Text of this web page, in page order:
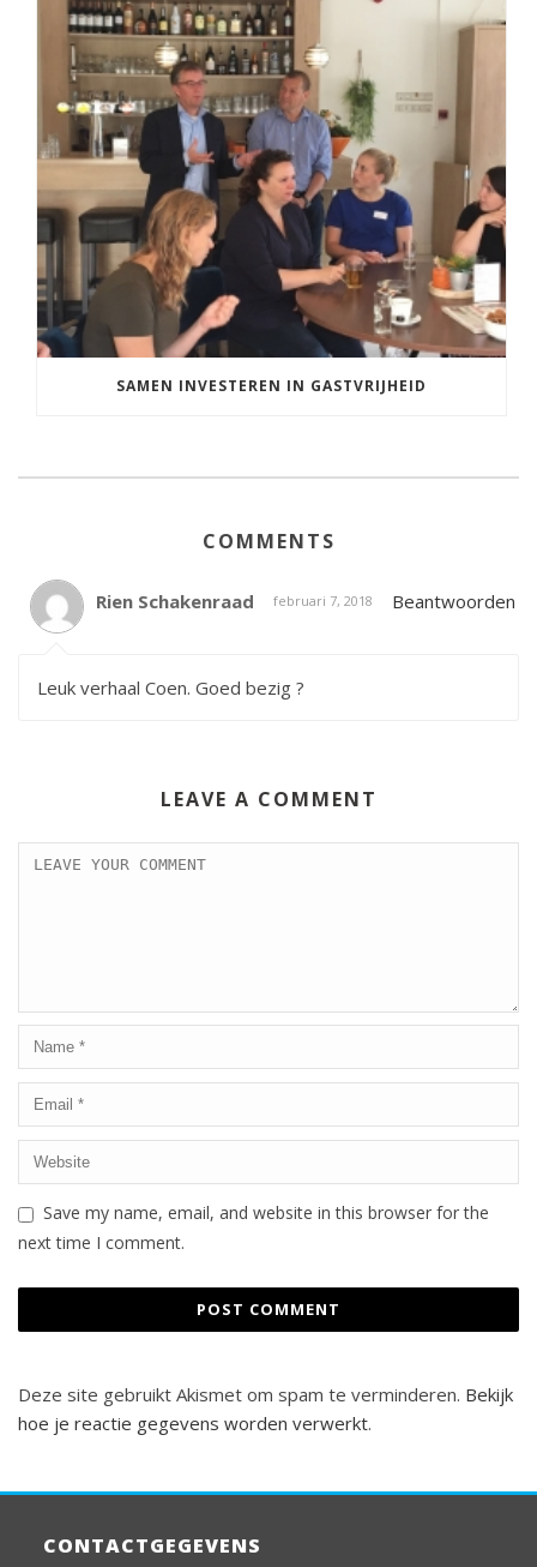
SAMEN INVESTEREN IN GASTVRIJHEID
COMMENTS
Rien Schakenraad februari 7, 2018 Beantwoorden
Leuk verhaal Coen. Goed bezig ?
LEAVE A COMMENT
Save my name, email, and website in this browser for the
next time I comment.
Deze site gebruikt Akismet om spam te verminderen. Bekijk
hoe je reactie gegevens worden verwerkt.
CONTACTGEGEVENS